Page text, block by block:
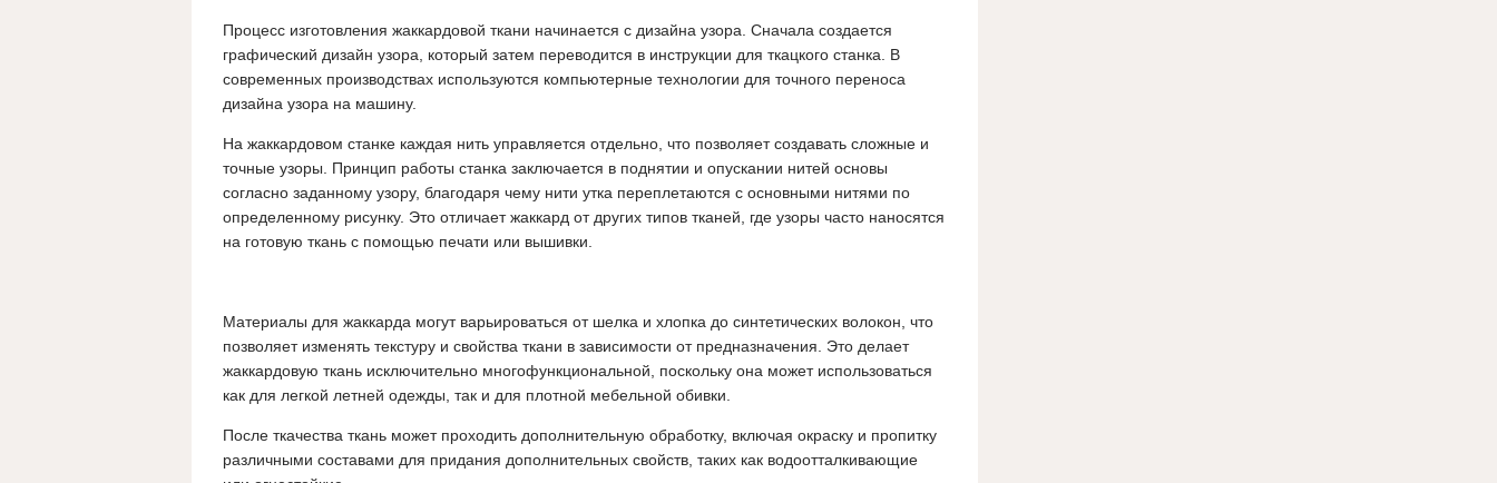
Процесс изготовления жаккардовой ткани начинается с дизайна узора. Сначала создается
графический дизайн узора, который затем переводится в инструкции для ткацкого станка. В
современных производствах используются компьютерные технологии для точного переноса
дизайна узора на машину.
На жаккардовом станке каждая нить управляется отдельно, что позволяет создавать сложные и
точные узоры. Принцип работы станка заключается в поднятии и опускании нитей основы
согласно заданному узору, благодаря чему нити утка переплетаются с основными нитями по
определенному рисунку. Это отличает жаккард от других типов тканей, где узоры часто наносятся
на готовую ткань с помощью печати или вышивки.
Материалы для жаккарда могут варьироваться от шелка и хлопка до синтетических волокон, что
позволяет изменять текстуру и свойства ткани в зависимости от предназначения. Это делает
жаккардовую ткань исключительно многофункциональной, поскольку она может использоваться
как для легкой летней одежды, так и для плотной мебельной обивки.
После ткачества ткань может проходить дополнительную обработку, включая окраску и пропитку
различными составами для придания дополнительных свойств, таких как водоотталкивающие